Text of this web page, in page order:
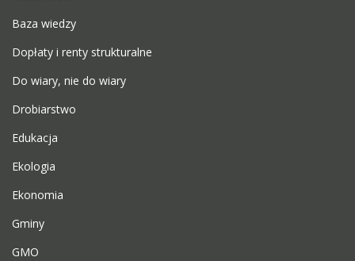
Baza wiedzy
Dopłaty i renty strukturalne
Do wiary, nie do wiary
Drobiarstwo
Edukacja
Ekologia
Ekonomia
Gminy
GMO